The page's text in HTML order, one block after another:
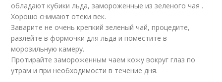
обладают кубики льда, замороженные из зеленого чая .
Хорошо снимают отеки век.
Заварите не очень крепкий зеленый чай, процедите,
разлейте в формочки для льда и поместите в
морозильную камеру.
Протирайте замороженным чаем кожу вокруг глаз по
утрам и при необходимости в течение дня.